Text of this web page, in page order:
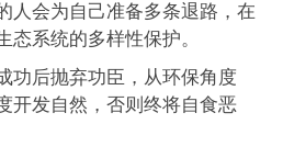
人会为自己准备多条退路，在
态系统的多样性保护。
功后抛弃功臣，从环保角度
开发自然，否则终将自食恶